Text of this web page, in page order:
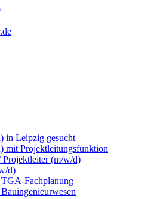
in Leipzig gesucht
mit Projektleitungsfunktion
Projektleiter (m/w/d)
d)
Fachplanung